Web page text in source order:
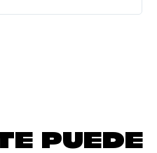
PUEDE